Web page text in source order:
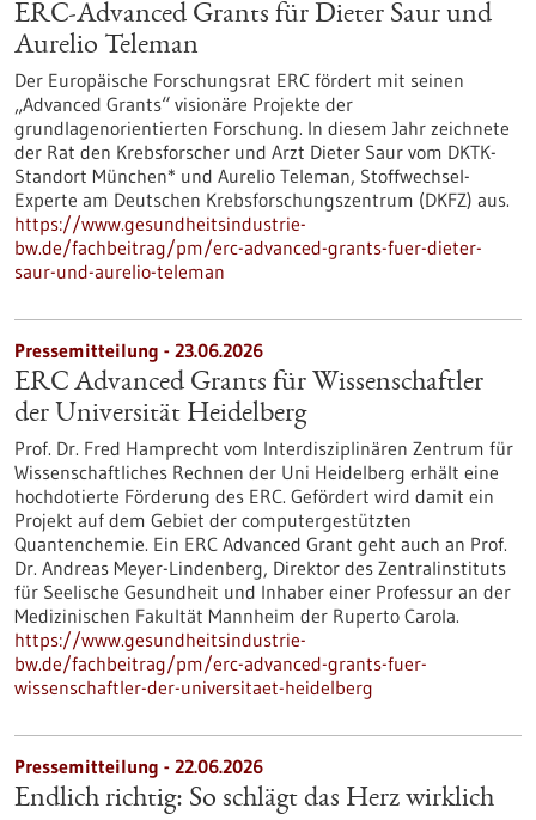
ERC-Advanced Grants für Dieter Saur und
Aurelio Teleman
Der Europäische Forschungsrat ERC fördert mit seinen
„Advanced Grants“ visionäre Projekte der
grundlagenorientierten Forschung. In diesem Jahr zeichnete
der Rat den Krebsforscher und Arzt Dieter Saur vom DKTK-
Standort München* und Aurelio Teleman, Stoffwechsel-
Experte am Deutschen Krebsforschungszentrum (DKFZ) aus.
https://www.gesundheitsindustrie-
bw.de/fachbeitrag/pm/erc-advanced-grants-fuer-dieter-
saur-und-aurelio-teleman
Pressemitteilung - 23.06.2026
ERC Advanced Grants für Wissenschaftler
der Universität Heidelberg
Prof. Dr. Fred Hamprecht vom Interdisziplinären Zentrum für
Wissenschaftliches Rechnen der Uni Heidelberg erhält eine
hochdotierte Förderung des ERC. Gefördert wird damit ein
Projekt auf dem Gebiet der computergestützten
Quantenchemie. Ein ERC Advanced Grant geht auch an Prof.
Dr. Andreas Meyer-Lindenberg, Direktor des Zentralinstituts
für Seelische Gesundheit und Inhaber einer Professur an der
Medizinischen Fakultät Mannheim der Ruperto Carola.
https://www.gesundheitsindustrie-
bw.de/fachbeitrag/pm/erc-advanced-grants-fuer-
wissenschaftler-der-universitaet-heidelberg
Pressemitteilung - 22.06.2026
Endlich richtig: So schlägt das Herz wirklich